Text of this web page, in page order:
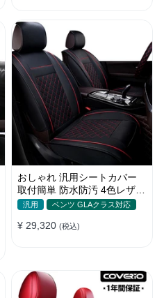
おしゃれ 汎用シートカバー
取付簡単 防水防汚 4色レザー
耐久性抜群 軽/普自動車 SUV
汎用 ベンツ GLAクラス対応
¥ 29,320 (税込)